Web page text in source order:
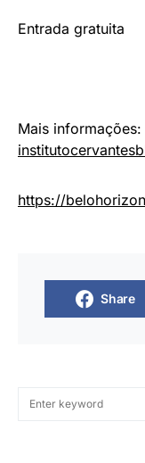
Entrada gratuita
Mais informações:
https://
Share